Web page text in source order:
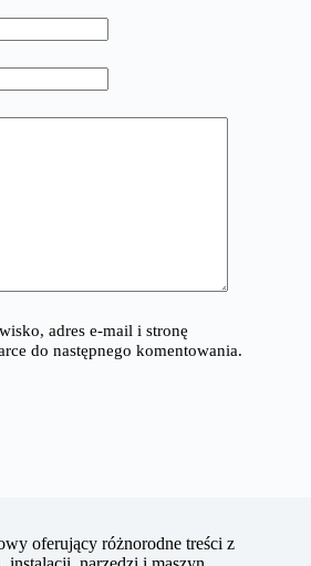
adres e-mail i stronę
do następnego komentowania.
oferujący różnorodne treści z